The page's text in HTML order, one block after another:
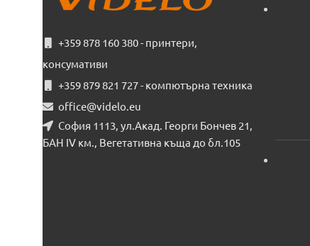
+359 878 160 380 - принтери,
консумативи
+359 879 821 727 - компютърна техника
office@videlo.eu
София 1113, ул.Акад. Георги Бончев 21,
БАН IV км., Вегетативна къща до бл.105